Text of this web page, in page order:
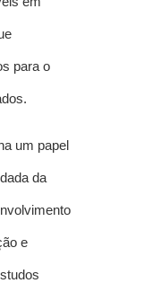
para o
um papel
da
e